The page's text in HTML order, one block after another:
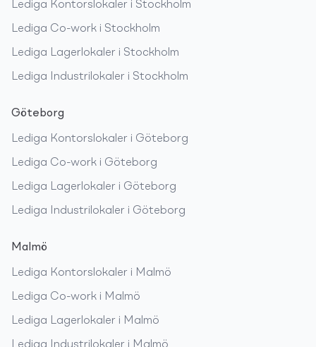
Lediga Kontorslokaler i Stockholm
Lediga Co-work i Stockholm
Lediga Lagerlokaler i Stockholm
Lediga Industrilokaler i Stockholm
Göteborg
Lediga Kontorslokaler i Göteborg
Lediga Co-work i Göteborg
Lediga Lagerlokaler i Göteborg
Lediga Industrilokaler i Göteborg
Malmö
Lediga Kontorslokaler i Malmö
Lediga Co-work i Malmö
Lediga Lagerlokaler i Malmö
Lediga Industrilokaler i Malmö